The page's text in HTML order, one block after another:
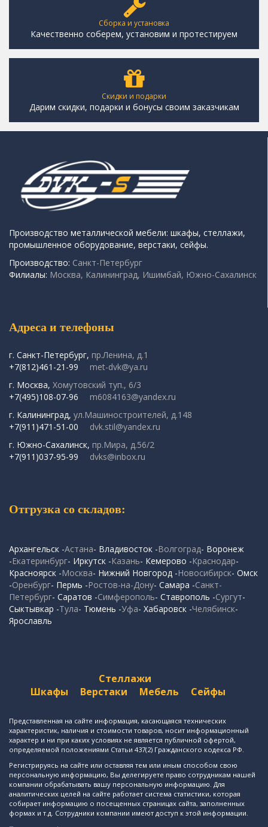
Сборка и установка
Качественно соберем, установим и протестируем
Скидки и подарки
Дарим скидки, подарки и бонусы своим заказчикам
Производство металлической мебели: шкафы, стеллажи,
промышленное оборудование, верстаки, сейфы.
Производство: Санкт-Петербург
Филиалы: Москва, Калининград, Ишимбай, Южно-Сахалинск
Адреса и телефоны
г. Санкт-Петербург, пр.Ленина, д.1
+7(812)461-21-99
met-dvk@ya.ru
г. Москва, Хомутовский туп., 6/3
+7(495)108-07-96
m6084163@yandex.ru
г. Калининград, ул.Машиностроителей, д.148
+7(911)471-51-00
dvk.stil@yandex.ru
г. Южно-Сахалинск, пр.Мира, д.56/2
+7(911)037-95-99
dvks@inbox.ru
Отгрузка со складов:
Архангельск -Астана- Владивосток -Волгоград- Воронеж
-Екатеринбург- Иркутск -Казань- Кемерово -Краснодар-
Красноярск -Москва- Нижний Новгород -Новосибирск- Омск
-Оренбург- Пермь -Ростов-на-Дону- Самара -Санкт-
Петербург- Саратов -Симферополь- Ставрополь -Сургут-
Сыктывкар -Тула- Тюмень -Уфа- Хабаровск -Челябинск-
Ярославль
Стеллажи
Шкафы
Верстаки Мебель Сейфы
Представленная на сайте информация, касающаяся технических
характеристик, наличия и стоимости товаров, носит информационный
характер и ни при каких условиях не является публичной офертой,
определяемой положениями Статьи 437(2) Гражданского кодекса РФ.
Регистрируясь на сайте или оставляя тем или иным способом свою
персональную информацию, Вы делегируете право сотрудникам нашей
компании обрабатывать вашу персональную информацию. Для
аналитических целей на сайте работает система статистики, которая
собирает информацию о посещенных страницах сайта, заполненных
формах и т.д. Сотрудники компании имеют доступ к этой информации.